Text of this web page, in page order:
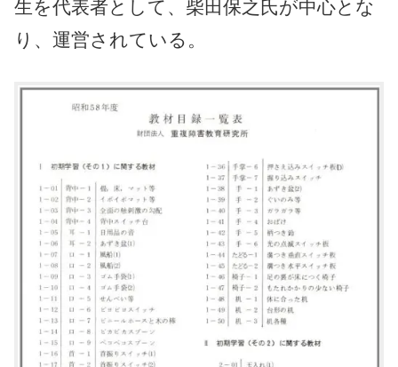
生を代表者として、柴田保之氏が中心とな
り、運営されている。